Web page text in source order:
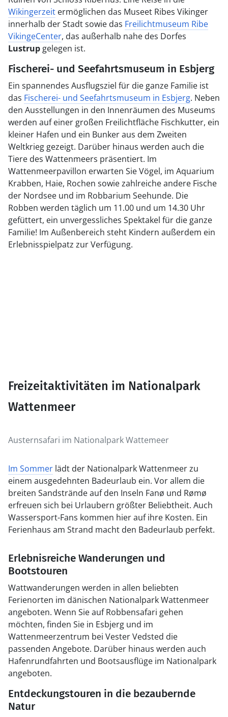
Wikingerzeit ermöglichen das Museet Ribes Vikinger
innerhalb der Stadt sowie das Freilichtmuseum Ribe
VikingeCenter, das außerhalb nahe des Dorfes
Lustrup gelegen ist.
Fischerei- und Seefahrtsmuseum in Esbjerg
Ein spannendes Ausflugsziel für die ganze Familie ist
das Fischerei- und Seefahrtsmuseum in Esbjerg. Neben
den Ausstellungen in den Innenräumen des Museums
werden auf einer großen Freilichtfläche Fischkutter, ein
kleiner Hafen und ein Bunker aus dem Zweiten
Weltkrieg gezeigt. Darüber hinaus werden auch die
Tiere des Wattenmeers präsentiert. Im
Wattenmeerpavillon erwarten Sie Vögel, im Aquarium
Krabben, Haie, Rochen sowie zahlreiche andere Fische
der Nordsee und im Robbarium Seehunde. Die
Robben werden täglich um 11.00 und um 14.30 Uhr
gefüttert, ein unvergessliches Spektakel für die ganze
Familie! Im Außenbereich steht Kindern außerdem ein
Erlebnisspielpatz zur Verfügung.
Austernsafari im Nationalpark Wattemeer
Freizeitaktivitäten im Nationalpark
Wattenmeer
Im Sommer lädt der Nationalpark Wattenmeer zu
einem ausgedehnten Badeurlaub ein. Vor allem die
breiten Sandstrände auf den Inseln Fanø und Rømø
erfreuen sich bei Urlaubern größter Beliebtheit. Auch
Wassersport-Fans kommen hier auf ihre Kosten. Ein
Ferienhaus am Strand macht den Badeurlaub perfekt.
Erlebnisreiche Wanderungen und
Bootstouren
Wattwanderungen werden in allen beliebten
Ferienorten im dänischen Nationalpark Wattenmeer
angeboten. Wenn Sie auf Robbensafari gehen
möchten, finden Sie in Esbjerg und im
Wattenmeerzentrum bei Vester Vedsted die
passenden Angebote. Darüber hinaus werden auch
Hafenrundfahrten und Bootsausflüge im Nationalpark
angeboten.
Entdeckungstouren in die bezaubernde
Natur